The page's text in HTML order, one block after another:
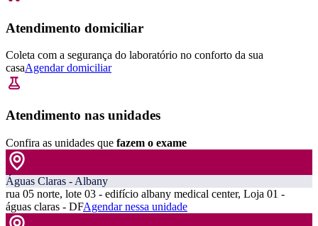
Atendimento domiciliar
Coleta com a segurança do laboratório no conforto da sua
casaAgendar domiciliar
Atendimento nas unidades
Confira as unidades que fazem o exame
Águas Claras - Albany
rua 05 norte, lote 03 - edifício albany medical center, Loja 01 -
águas claras - DFAgendar nessa unidade